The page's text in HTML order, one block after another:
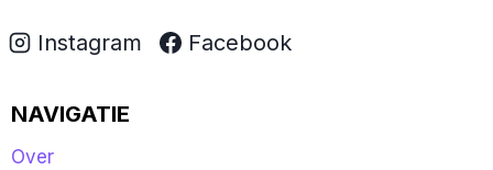
Instagram Facebook
NAVIGATIE
Over